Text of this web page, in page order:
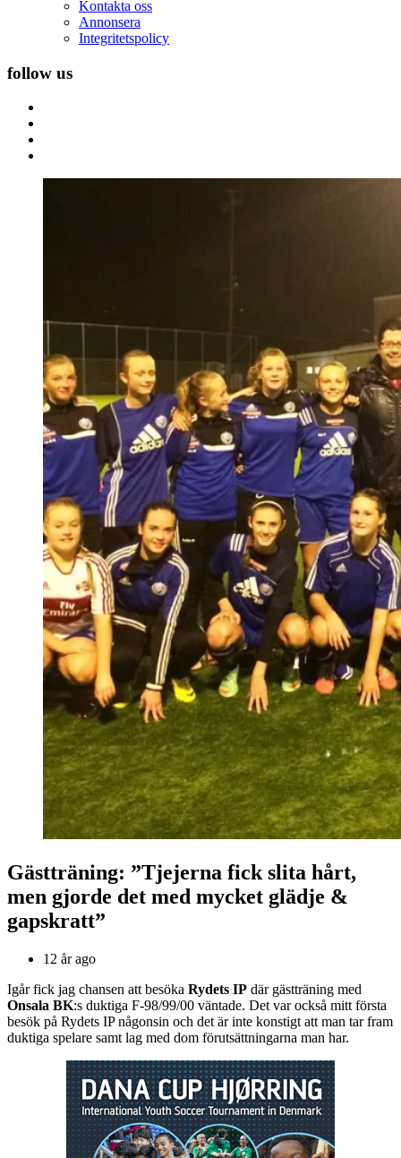
Kontakta oss
Annonsera
Integritetspolicy
follow us
Gästträning: ”Tjejerna fick slita hårt,
men gjorde det med mycket glädje &
gapskratt”
12 år ago
Igår fick jag chansen att besöka Rydets IP där gästträning med
Onsala BK:s duktiga F-98/99/00 väntade. Det var också mitt första
besök på Rydets IP någonsin och det är inte konstigt att man tar fram
duktiga spelare samt lag med dom förutsättningarna man har.